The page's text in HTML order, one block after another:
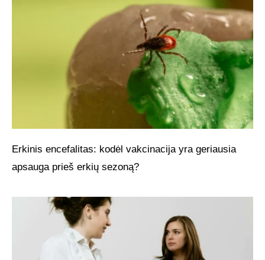
Erkinis encefalitas: kodėl vakcinacija yra geriausia
apsauga prieš erkių sezoną?